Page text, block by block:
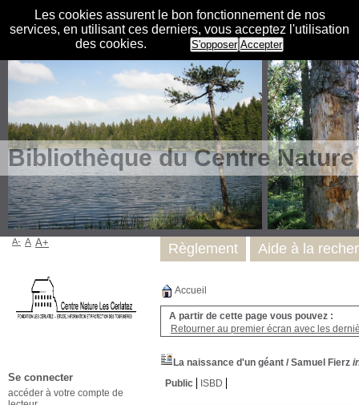
Les cookies assurent le bon fonctionnement de nos
services, en utilisant ces derniers, vous acceptez l'utilisation
des cookies.
S'opposer Accepter
Bibliothèque du Centre
Accueil
A partir de cette page vous pouvez :
Retourner au premier écran avec les
La naissance d'un géant / Samuel Fierz
Public
ISBD
Règlement Aide à la
A- A A+
Se connecter
accéder à votre compte de